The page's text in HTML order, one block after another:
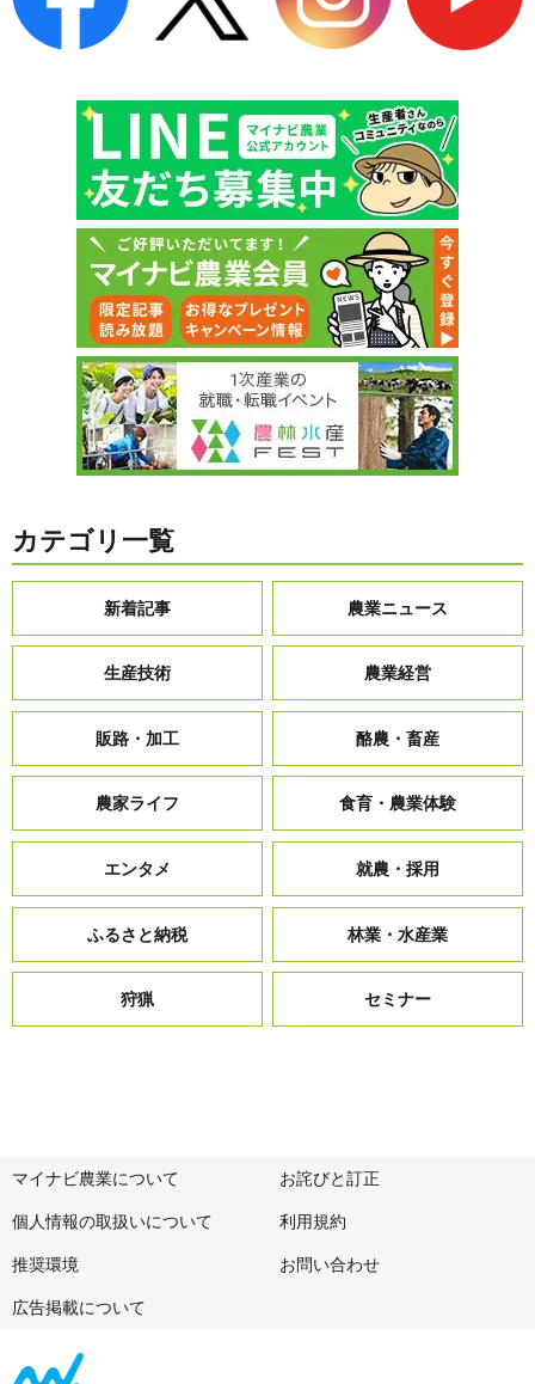
カテゴリ一覧
新着記事 農業ニュース
生産技術 農業経営
販路・加工 酪農・畜産
農家ライフ 食育・農業体験
エンタメ 就農・採用
ふるさと納税 林業・水産業
狩猟 セミナー
マイナビ農業について お詫びと訂正
個人情報の取扱いについて 利用規約
推奨環境 お問い合わせ
広告掲載について